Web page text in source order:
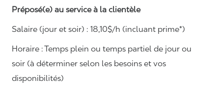
Préposé(e) au service à la clientèle
Salaire (jour et soir) : 18,10$/h (incluant prime*)
Horaire :Temps plein ou temps partiel de jour ou
soir (à déterminer selon les besoins et vos
disponibilités)